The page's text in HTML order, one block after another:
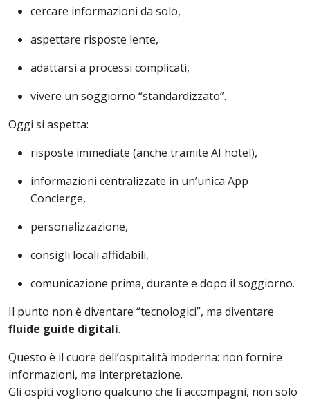
cercare informazioni da solo,
aspettare risposte lente,
adattarsi a processi complicati,
vivere un soggiorno “standardizzato”.
Oggi si aspetta:
risposte immediate (anche tramite AI hotel),
informazioni centralizzate in un’unica App
Concierge,
personalizzazione,
consigli locali affidabili,
comunicazione prima, durante e dopo il soggiorno.
Il punto non è diventare “tecnologici”, ma diventare
fluide guide digitali.
Questo è il cuore dell’ospitalità moderna: non fornire
informazioni, ma interpretazione.
Gli ospiti vogliono qualcuno che li accompagni, non solo